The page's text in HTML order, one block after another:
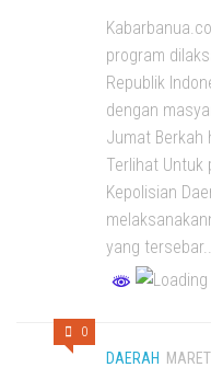
program
Republik
dengan
Jumat Berkah
Terlihat Untuk
Kepolisian
yang
0
DAERAH